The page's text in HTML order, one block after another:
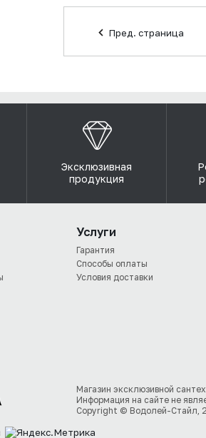
Пред. страница
Эксклюзивная
продукция
Услуги
Гарантия
Способы оплаты
Условия доставки
Магазин эксклюзивной
Информация на сайте не
Copyright © Водолей-Стайл,